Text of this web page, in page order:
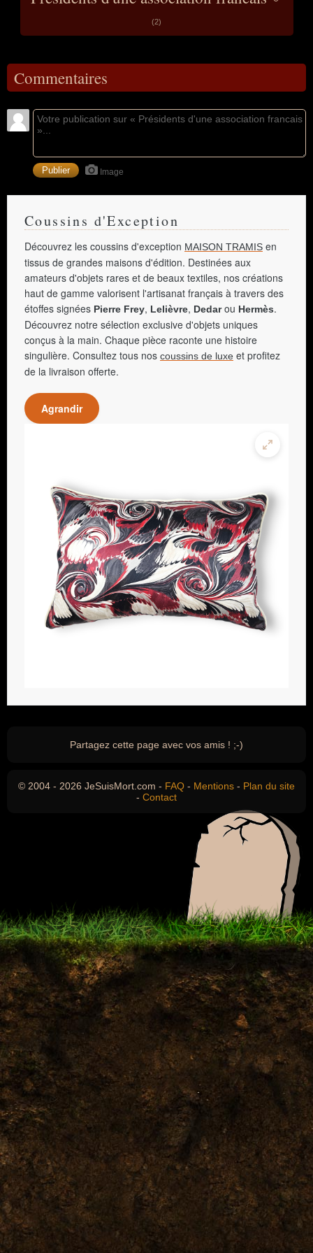
(2)
Commentaires
Image
Coussins d'Exception
Découvrez les coussins d'exception MAISON TRAMIS en
tissus de grandes maisons d'édition. Destinées aux
amateurs d'objets rares et de beaux textiles, nos créations
haut de gamme valorisent l'artisanat français à travers des
étoffes signées Pierre Frey, Lelièvre, Dedarou Hermès.
Découvrez notre sélection exclusive d'objets uniques
conçus à la main. Chaque pièce raconte une histoire
singulière. Consultez tous nos coussins de luxe et profitez
de la livraison offerte.
Agrandir
Partagez cette page avec vos amis ! ;-)
© 2004 - 2026 JeSuisMort.com - FAQ - Mentions - Plan du site
- Contact